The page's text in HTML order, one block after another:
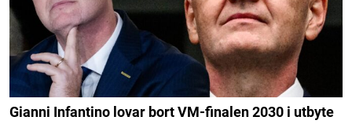
Gianni Infantino lovar bort VM-finalen 2030 i utbyte